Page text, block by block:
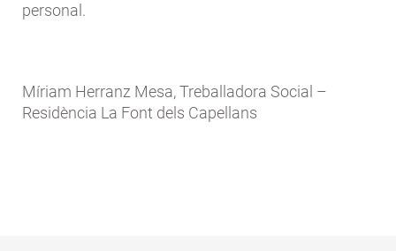
personal.
Míriam Herranz Mesa, Treballadora Social –
Residència La Font dels Capellans